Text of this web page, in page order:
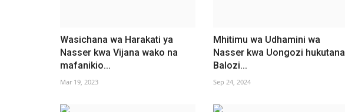
Wasichana wa Harakati ya
Nasser kwa Vijana wako na
mafanikio...
Mar 19, 2023
Mhitimu wa Udhamini wa
Nasser kwa Uongozi hukutana
Balozi...
Sep 24, 2024